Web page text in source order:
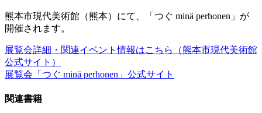
熊本市現代美術館（熊本）にて、「つぐ minä perhonen」が
開催されます。
展覧会詳細・関連イベント情報はこちら（熊本市現代美術館
公式サイト）
展覧会「つぐ minä perhonen」公式サイト
関連書籍